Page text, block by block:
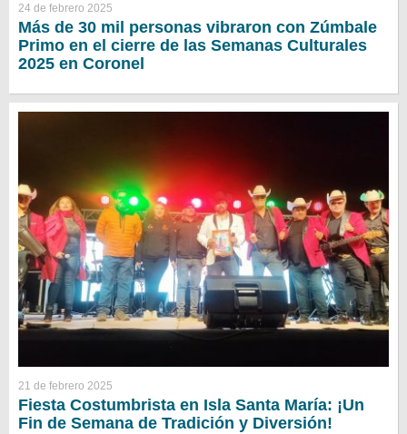
24 de febrero 2025
Más de 30 mil personas vibraron con Zúmbale
Primo en el cierre de las Semanas Culturales
2025 en Coronel
21 de febrero 2025
Fiesta Costumbrista en Isla Santa María: ¡Un
Fin de Semana de Tradición y Diversión!